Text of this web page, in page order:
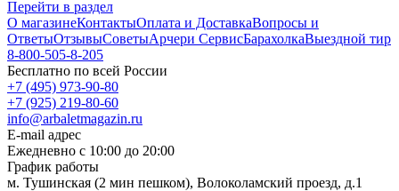
Перейти в раздел
О магазинеКонтактыОплата и ДоставкаВопросы и
ОтветыОтзывыСоветыАрчери СервисБарахолкаВыездной тир
8-800-505-8-205
Бесплатно по всей России
+7 (495) 973-90-80
+7 (925) 219-80-60
info@arbaletmagazin.ru
E-mail адрес
Ежедневно с 10:00 до 20:00
График работы
м. Тушинская (2 мин пешком), Волоколамский проезд, д.1